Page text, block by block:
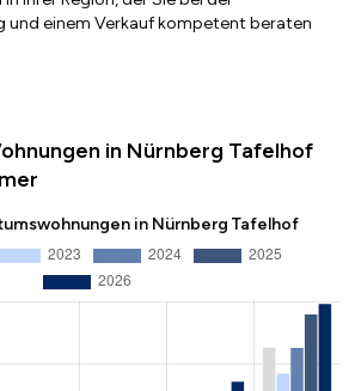
und einem Verkauf kompetent beraten
in Nürnberg Tafelhof
in Nürnberg Tafelhof